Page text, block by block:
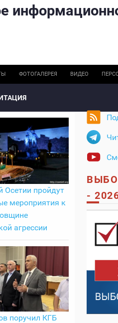
ФОТОГАЛЕРЕЯ ВИДЕО
пройдут
мероприятия к
агрессии
поручил КГБ
-